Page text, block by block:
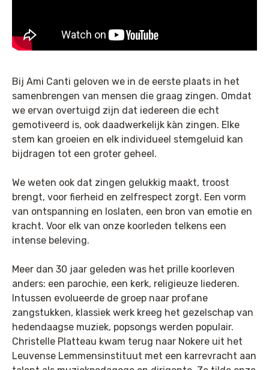
Bij Ami Canti geloven we in de eerste plaats in het
samenbrengen van mensen die graag zingen. Omdat
we ervan overtuigd zijn dat iedereen die echt
gemotiveerd is, ook daadwerkelijk kàn zingen. Elke
stem kan groeien en elk individueel stemgeluid kan
bijdragen tot een groter geheel.
We weten ook dat zingen gelukkig maakt, troost
brengt, voor fierheid en zelfrespect zorgt. Een vorm
van ontspanning en loslaten, een bron van emotie en
kracht. Voor elk van onze koorleden telkens een
intense beleving.
Meer dan 30 jaar geleden was het prille koorleven
anders: een parochie, een kerk, religieuze liederen.
Intussen evolueerde de groep naar profane
zangstukken, klassiek werk kreeg het gezelschap van
hedendaagse muziek, popsongs werden populair.
Christelle Platteau kwam terug naar Nokere uit het
Leuvense Lemmensinstituut met een karrevracht aan